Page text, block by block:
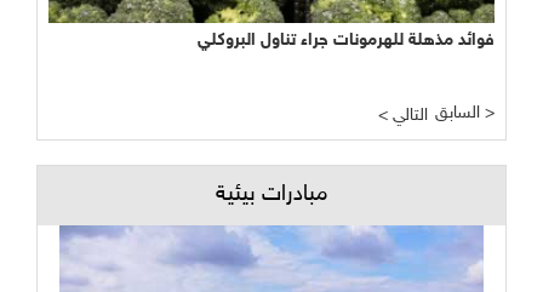
فوائد مذهلة للهرمونات جراء تناول البروكلي
< التالي السابق >
مبادرات بيئية